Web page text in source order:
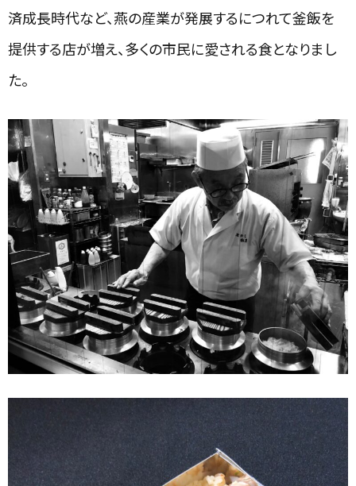
済成長時代など、燕の産業が発展するにつれて釜飯を
提供する店が増え、多くの市民に愛される食となりまし
た。